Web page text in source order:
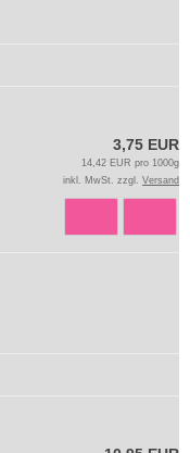
3,75 EUR
14,42 EUR pro 1000g
inkl. MwSt. zzgl. Versand